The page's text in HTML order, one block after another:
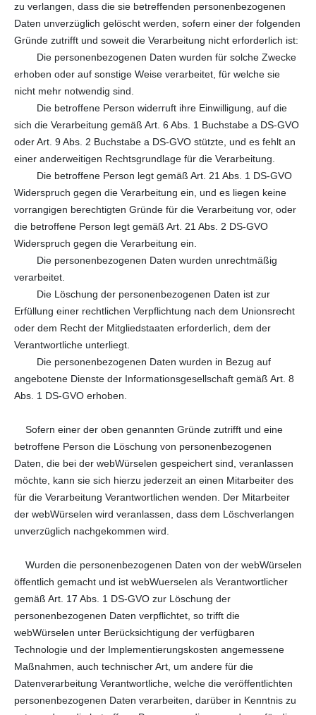
zu verlangen, dass die sie betreffenden personenbezogenen
Daten unverzüglich gelöscht werden, sofern einer der folgenden
Gründe zutrifft und soweit die Verarbeitung nicht erforderlich ist:
Die personenbezogenen Daten wurden für solche Zwecke
erhoben oder auf sonstige Weise verarbeitet, für welche sie
nicht mehr notwendig sind.
Die betroffene Person widerruft ihre Einwilligung, auf die
sich die Verarbeitung gemäß Art. 6 Abs. 1 Buchstabe a DS-GVO
oder Art. 9 Abs. 2 Buchstabe a DS-GVO stützte, und es fehlt an
einer anderweitigen Rechtsgrundlage für die Verarbeitung.
Die betroffene Person legt gemäß Art. 21 Abs. 1 DS-GVO
Widerspruch gegen die Verarbeitung ein, und es liegen keine
vorrangigen berechtigten Gründe für die Verarbeitung vor, oder
die betroffene Person legt gemäß Art. 21 Abs. 2 DS-GVO
Widerspruch gegen die Verarbeitung ein.
Die personenbezogenen Daten wurden unrechtmäßig
verarbeitet.
Die Löschung der personenbezogenen Daten ist zur
Erfüllung einer rechtlichen Verpflichtung nach dem Unionsrecht
oder dem Recht der Mitgliedstaaten erforderlich, dem der
Verantwortliche unterliegt.
Die personenbezogenen Daten wurden in Bezug auf
angebotene Dienste der Informationsgesellschaft gemäß Art. 8
Abs. 1 DS-GVO erhoben.
Sofern einer der oben genannten Gründe zutrifft und eine
betroffene Person die Löschung von personenbezogenen
Daten, die bei der webWürselen gespeichert sind, veranlassen
möchte, kann sie sich hierzu jederzeit an einen Mitarbeiter des
für die Verarbeitung Verantwortlichen wenden. Der Mitarbeiter
der webWürselen wird veranlassen, dass dem Löschverlangen
unverzüglich nachgekommen wird.
Wurden die personenbezogenen Daten von der webWürselen
öffentlich gemacht und ist webWuerselen als Verantwortlicher
gemäß Art. 17 Abs. 1 DS-GVO zur Löschung der
personenbezogenen Daten verpflichtet, so trifft die
webWürselen unter Berücksichtigung der verfügbaren
Technologie und der Implementierungskosten angemessene
Maßnahmen, auch technischer Art, um andere für die
Datenverarbeitung Verantwortliche, welche die veröffentlichten
personenbezogenen Daten verarbeiten, darüber in Kenntnis zu